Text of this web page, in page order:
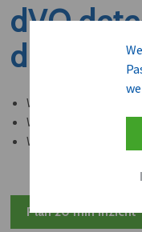
dVO
dit
Welke leveranciers
Welke bedrijven
Welke partners en
Plan 20 min inzicht